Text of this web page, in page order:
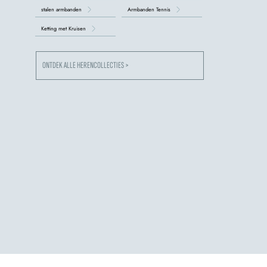
stalen armbanden
Ketting met Kruisen
Armbanden Tennis
ONTDEK ALLE HERENCOLLECTIES >